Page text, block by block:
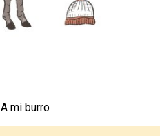
A mi burro